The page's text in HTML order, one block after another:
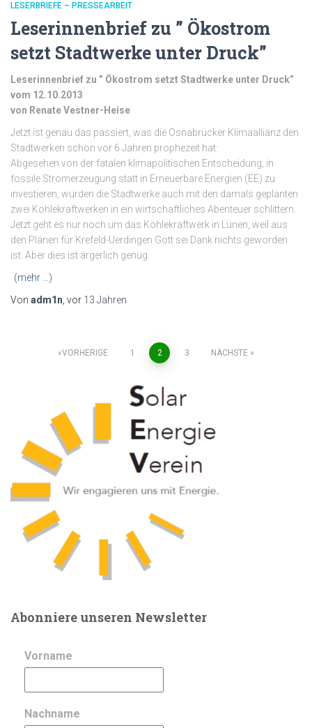
LESERBRIEFE – PRESSEARBEIT
Leserinnenbrief zu ” Ökostrom
setzt Stadtwerke unter Druck”
Leserinnenbrief zu ” Ökostrom setzt Stadtwerke unter Druck”
vom 12.10.2013
von Renate Vestner-Heise
Jetzt ist genau das passiert, was die Osnabrücker Klimaallianz den
Stadtwerken schon vor 6 Jahren prophezeit hat:
Abgesehen von der fatalen klimapolitischen Entscheidung, in
fossile Stromerzeugung statt in Erneuerbare Energien (EE) zu
investieren, würden die Stadtwerke auch mit den damals geplanten
zwei Kohlekraftwerken in ein wirtschaftliches Abenteuer schlittern.
Jetzt geht es nur noch um das Kohlekraftwerk in Lünen, weil aus
den Plänen für Krefeld-Uerdingen Gott sei Dank nichts geworden
ist. Aber dies ist ärgerlich genug.
(mehr …)
Von adm1n , vor 13 Jahren
Seitennummerierung
Beiträge
VORHERIGE 1 2 3 NÄCHSTE
Abonniere unseren Newsletter
Vorname
Nachname